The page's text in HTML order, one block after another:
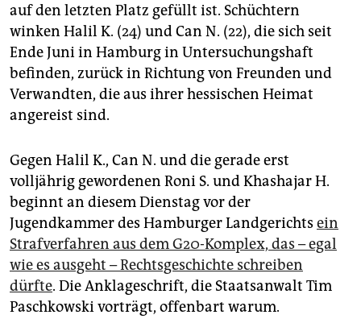
genossenschaft
epaper login
auf den letzten Platz gefüllt ist. Schüchtern
winken Halil K. (24) und Can N. (22), die sich seit
Ende Juni in Hamburg in Untersuchungshaft
befinden, zurück in Richtung von Freunden und
Verwandten, die aus ihrer hessischen Heimat
angereist sind.
Gegen Halil K., Can N. und die gerade erst
volljährig gewordenen Roni S. und Khashajar H.
beginnt an diesem Dienstag vor der
Jugendkammer des Hamburger Landgerichts ein
Strafverfahren aus dem G20-Komplex, das – egal
wie es ausgeht – Rechtsgeschichte schreiben
dürfte. Die Anklageschrift, die Staatsanwalt Tim
Paschkowski vorträgt, offenbart warum.